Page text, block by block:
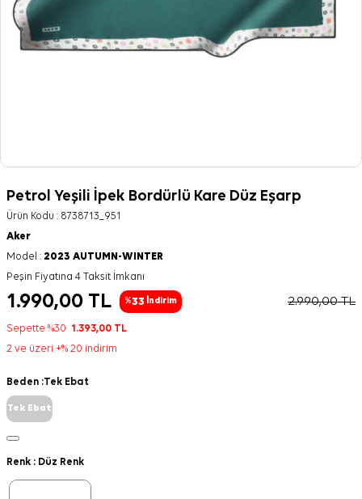
Petrol Yeşili İpek Bordürlü Kare Düz Eşarp
Ürün Kodu : 8738713_951
Aker
Model : 2023 AUTUMN-WINTER
Peşin Fiyatına 4 Taksit İmkanı
1.990,00 TL %33 İndirim 2.990,00TL
Sepette %30 1.393,00 TL
2 ve üzeri +% 20 indirim
Beden :Tek Ebat
Tek Ebat
Renk : Düz Renk